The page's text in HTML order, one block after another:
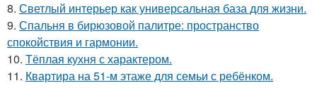
8. Светлый интерьер как универсальная база для жизни.
9. Спальня в бирюзовой палитре: пространство
спокойствия и гармонии.
10. Тёплая кухня с характером.
11. Квартира на 51-м этаже для семьи с ребёнком.